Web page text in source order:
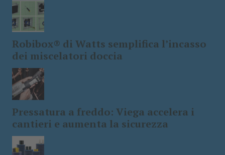
Robibox® di Watts semplifica l’incasso
dei miscelatori doccia
Pressatura a freddo: Viega accelera i
cantieri e aumenta la sicurezza